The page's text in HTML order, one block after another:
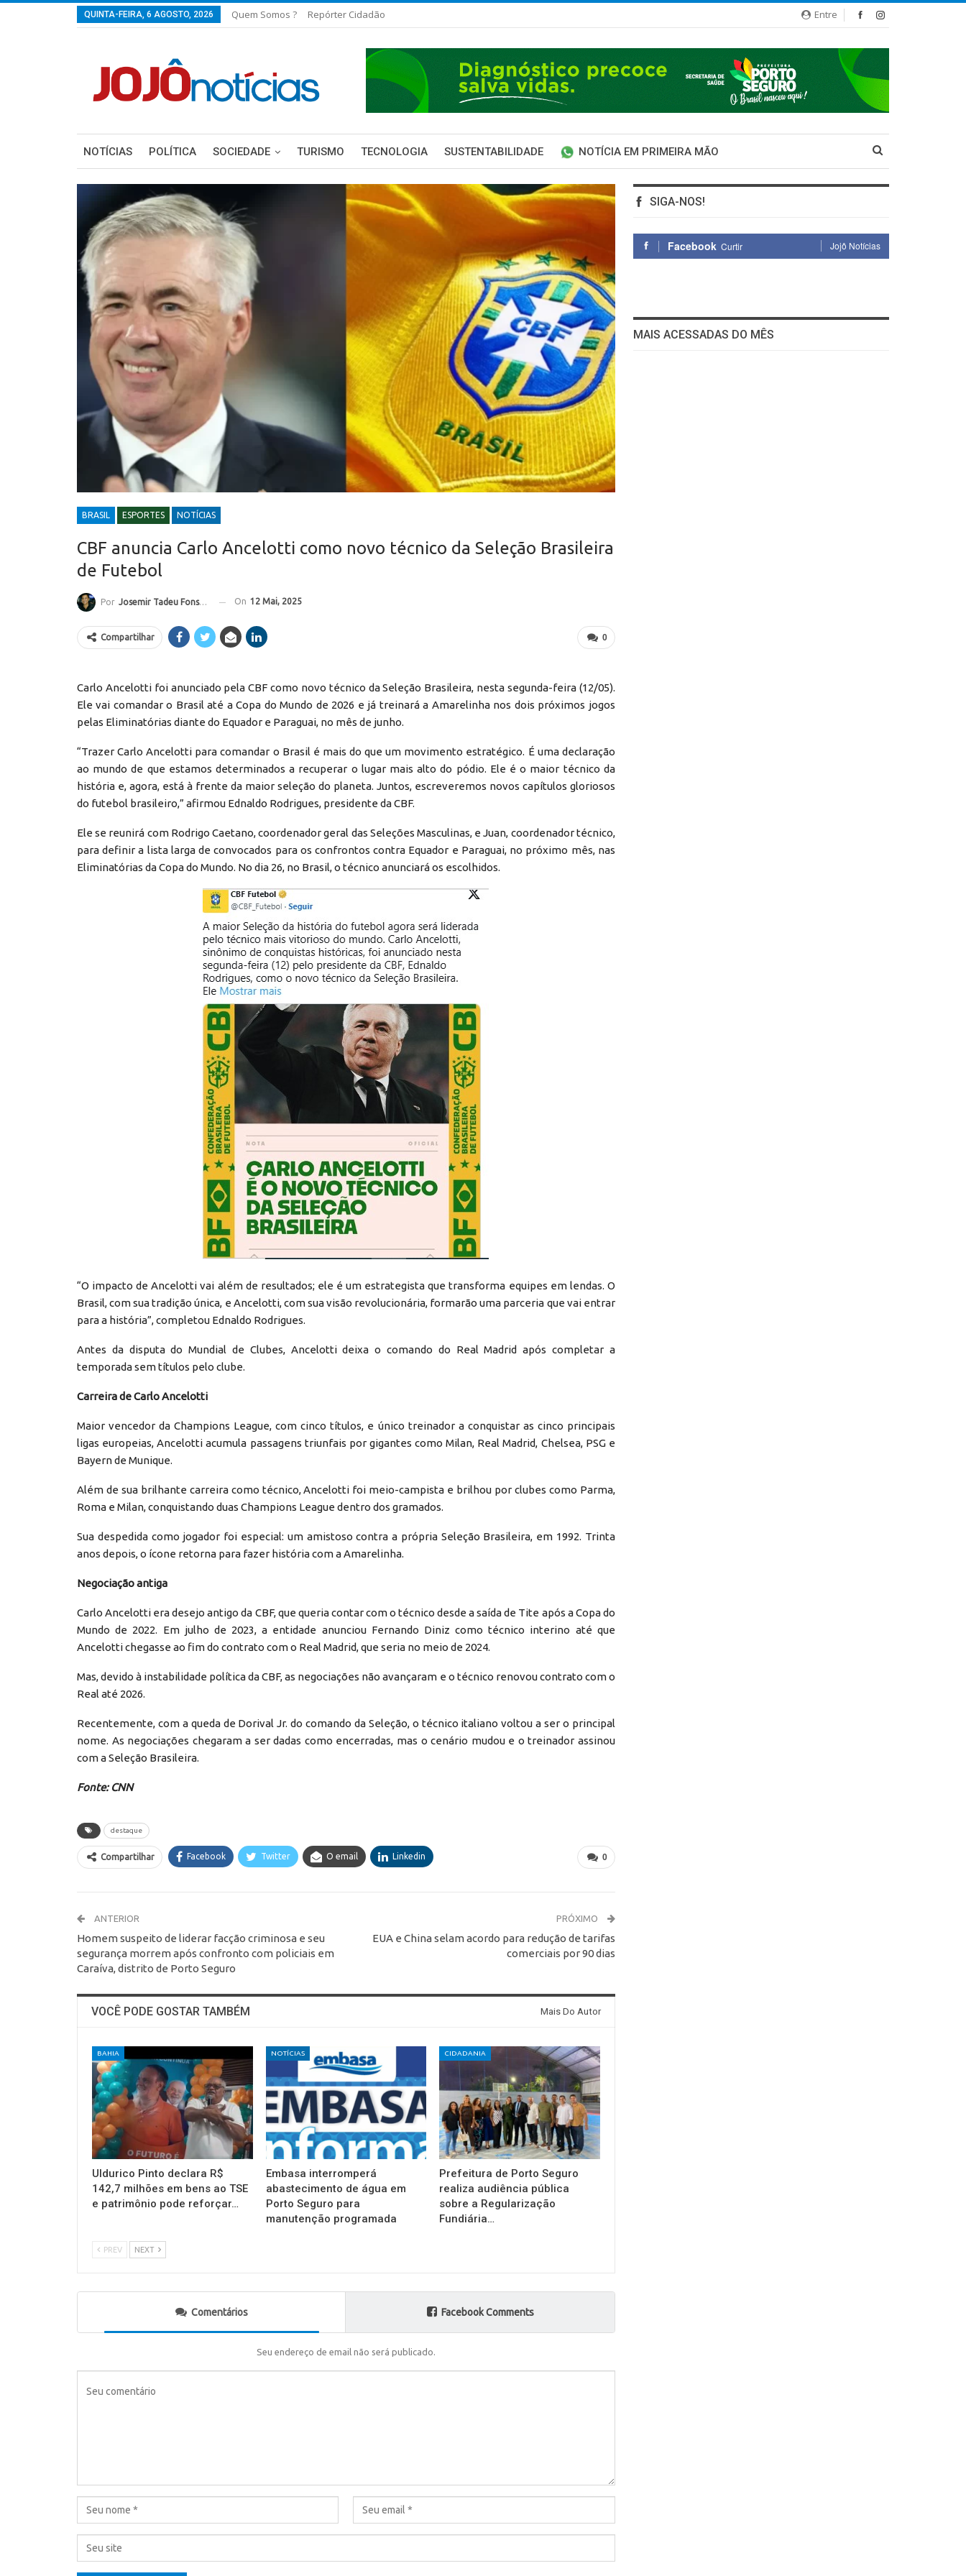
Entre
QUINTA-FEIRA, 6 AGOSTO, 2026 Quem Somos ? Repórter Cidadão
NOTÍCIAS POLÍTICA SOCIEDADE TURISMO TECNOLOGIA SUSTENTABILIDADE NOTÍCIA EM PRIMEIRA MÃO
BRASIL ESPORTES NOTÍCIAS
CBF anuncia Carlo Ancelotti como novo técnico da Seleção Brasileira
de Futebol
Por Josemir Tadeu Fonseca On 12 Mai, 2025
0
Compartilhar
Carlo Ancelotti foi anunciado pela CBF como novo técnico da Seleção Brasileira, nesta segunda-feira (12/05).
Ele vai comandar o Brasil até a Copa do Mundo de 2026 e já treinará a Amarelinha nos dois próximos jogos
pelas Eliminatórias diante do Equador e Paraguai, no mês de junho.
“Trazer Carlo Ancelotti para comandar o Brasil é mais do que um movimento estratégico. É uma declaração
ao mundo de que estamos determinados a recuperar o lugar mais alto do pódio. Ele é o maior técnico da
história e, agora, está à frente da maior seleção do planeta. Juntos, escreveremos novos capítulos gloriosos
do futebol brasileiro,” afirmou Ednaldo Rodrigues, presidente da CBF.
Ele se reunirá com Rodrigo Caetano, coordenador geral das Seleções Masculinas, e Juan, coordenador técnico,
para definir a lista larga de convocados para os confrontos contra Equador e Paraguai, no próximo mês, nas
Eliminatórias da Copa do Mundo. No dia 26, no Brasil, o técnico anunciará os escolhidos.
“O impacto de Ancelotti vai além de resultados; ele é um estrategista que transforma equipes em lendas. O
Brasil, com sua tradição única, e Ancelotti, com sua visão revolucionária, formarão uma parceria que vai entrar
para a história”, completou Ednaldo Rodrigues.
Antes da disputa do Mundial de Clubes, Ancelotti deixa o comando do Real Madrid após completar a
temporada sem títulos pelo clube.
Carreira de Carlo Ancelotti
Maior vencedor da Champions League, com cinco títulos, e único treinador a conquistar as cinco principais
ligas europeias, Ancelotti acumula passagens triunfais por gigantes como Milan, Real Madrid, Chelsea, PSG e
Bayern de Munique.
Além de sua brilhante carreira como técnico, Ancelotti foi meio-campista e brilhou por clubes como Parma,
Roma e Milan, conquistando duas Champions League dentro dos gramados.
Sua despedida como jogador foi especial: um amistoso contra a própria Seleção Brasileira, em 1992. Trinta
anos depois, o ícone retorna para fazer história com a Amarelinha.
Negociação antiga
Carlo Ancelotti era desejo antigo da CBF, que queria contar com o técnico desde a saída de Tite após a Copa do
Mundo de 2022. Em julho de 2023, a entidade anunciou Fernando Diniz como técnico interino até que
Ancelotti chegasse ao fim do contrato com o Real Madrid, que seria no meio de 2024.
Mas, devido à instabilidade política da CBF, as negociações não avançaram e o técnico renovou contrato com o
Real até 2026.
Recentemente, com a queda de Dorival Jr. do comando da Seleção, o técnico italiano voltou a ser o principal
nome. As negociações chegaram a ser dadas como encerradas, mas o cenário mudou e o treinador assinou
com a Seleção Brasileira.
Fonte: CNN
destaque
0
Compartilhar Facebook Twitter O email Linkedin
ANTERIOR
Homem suspeito de liderar facção criminosa e seu
segurança morrem após confronto com policiais em
Caraíva, distrito de Porto Seguro
PRÓXIMO
EUA e China selam acordo para redução de tarifas
comerciais por 90 dias
VOCÊ PODE GOSTAR TAMBÉM Mais Do Autor
BAHIA
Uldurico Pinto declara R$
142,7 milhões em bens ao TSE
e patrimônio pode reforçar…
NOTÍCIAS
Embasa interromperá
abastecimento de água em
Porto Seguro para
manutenção programada
CIDADANIA
Prefeitura de Porto Seguro
realiza audiência pública
sobre a Regularização
Fundiária…
PREV NEXT
Comentários Facebook Comments
Seu endereço de email não será publicado.
SIGA-NOS!
Facebook Curtir Jojô Notícias
MAIS ACESSADAS DO MÊS